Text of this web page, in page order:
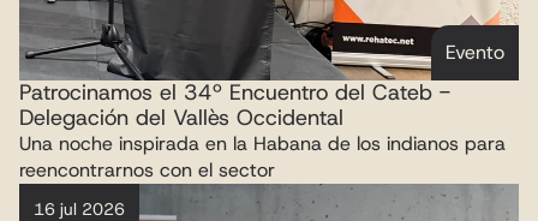
Evento
Patrocinamos el 34º Encuentro del Cateb -
Delegación del Vallès Occidental
Una noche inspirada en la Habana de los indianos para
reencontrarnos con el sector
16 jul 2026